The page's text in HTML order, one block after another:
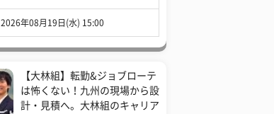
2026年08月19日(水) 15:00
【大林組】転勤&ジョブローテ
は怖くない！九州の現場から設
計・見積へ。大林組のキャリア